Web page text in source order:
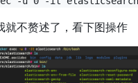
就不赘述了，看下图操作